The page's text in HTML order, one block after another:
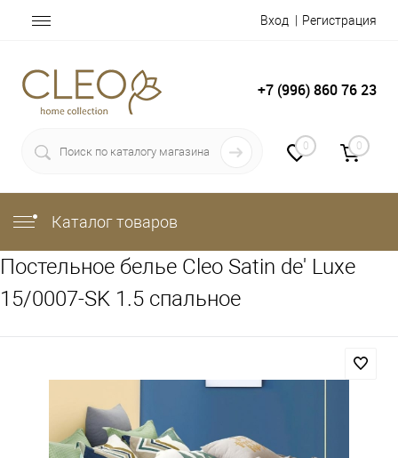
Вход Регистрация
+7 (996) 860 76 23
0 0
Каталог товаров
Постельное белье Cleo Satin de' Luxe
15/0007-SK 1.5 спальное